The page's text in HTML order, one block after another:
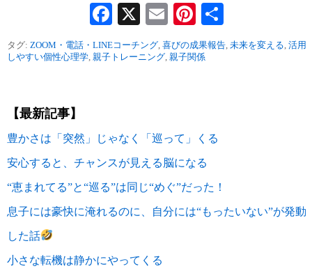
Facebook
X EmailPinterest
有
タグ: ZOOM・電話・LINEコーチング 喜びの成果報告 未来を変える 活用
しやすい個性心理学 親子トレーニング 親子関係
【最新記事】
豊かさは「突然」じゃなく「巡って」くる
安心すると、チャンスが見える脳になる
“恵まれてる”と“巡る”は同じ“めぐ”だった！
息子には豪快に淹れるのに、自分には“もったいない”が発動
した話
小さな転機は静かにやってくる